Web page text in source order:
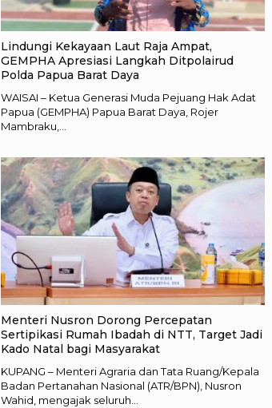
Lindungi Kekayaan Laut Raja Ampat,
GEMPHA Apresiasi Langkah Ditpolairud
Polda Papua Barat Daya
WAISAI – Ketua Generasi Muda Pejuang Hak Adat
Papua (GEMPHA) Papua Barat Daya, Rojer
Mambraku,…
Menteri Nusron Dorong Percepatan
Sertipikasi Rumah Ibadah di NTT, Target Jadi
Kado Natal bagi Masyarakat
KUPANG – Menteri Agraria dan Tata Ruang/Kepala
Badan Pertanahan Nasional (ATR/BPN), Nusron
Wahid, mengajak seluruh…